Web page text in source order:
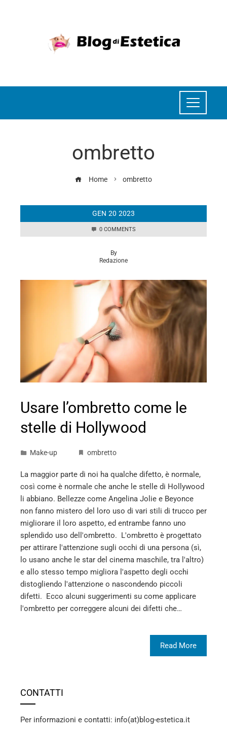
ombretto
Home ombretto
GEN 20 2023
0 COMMENTS
By
Redazione
Usare l’ombretto come le
stelle di Hollywood
Make-up ombretto
La maggior parte di noi ha qualche difetto, è normale,
così come è normale che anche le stelle di Hollywood
li abbiano. Bellezze come Angelina Jolie e Beyonce
non fanno mistero del loro uso di vari stili di trucco per
migliorare il loro aspetto, ed entrambe fanno uno
splendido uso dell'ombretto. L'ombretto è progettato
per attirare l'attenzione sugli occhi di una persona (sì,
lo usano anche le star del cinema maschile, tra l'altro)
e allo stesso tempo migliora l'aspetto degli occhi
distogliendo l'attenzione o nascondendo piccoli
difetti. Ecco alcuni suggerimenti su come applicare
l'ombretto per correggere alcuni dei difetti che…
Read More
CONTATTI
Per informazioni e contatti: info(at)blog-estetica.it